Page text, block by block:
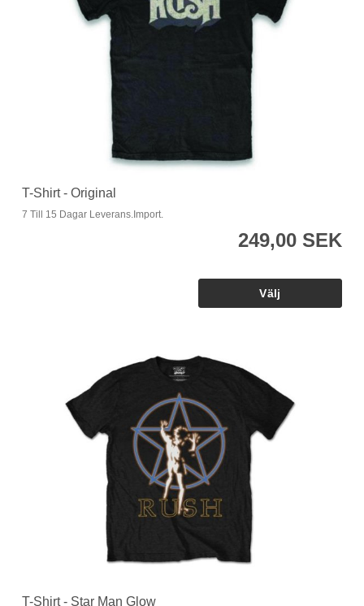
T-Shirt - Original
7 Till 15 Dagar Leverans.Import.
249,00 SEK
T-Shirt - Star Man Glow